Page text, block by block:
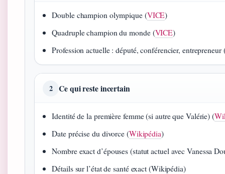
Double champion olympique (VICE)
Quadruple champion du monde (VICE)
Profession actuelle : député, conférencier, entrepreneur
2 Ce qui reste incertain
Identité de la première femme (si autre que Valérie) (
Date précise du divorce (Wikipédia)
Nombre exact d’épouses (statut actuel avec Vanessa
Détails sur l’état de santé exact (Wikipédia)